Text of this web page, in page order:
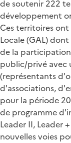
de soutenir 222
développement
Ces territoires
Locale (GAL)
de la
public/privé avec
(représentants
d'associations,
pour la période
de programme
Leader II, Leader
nouvelles voies